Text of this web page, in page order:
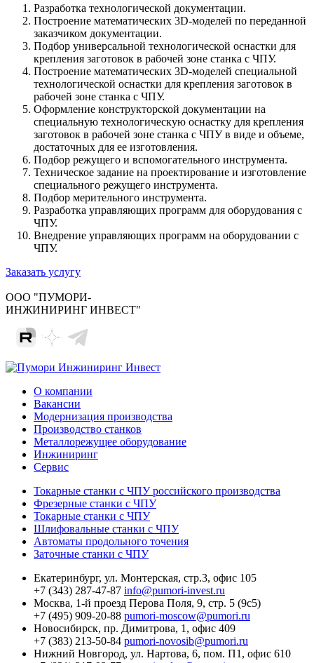
Разработка технологической документации.
Построение математических 3D-моделей по переданной
заказчиком документации.
Подбор универсальной технологической оснастки для
крепления заготовок в рабочей зоне станка с ЧПУ.
Построение математических 3D-моделей специальной
технологической оснастки для крепления заготовок в
рабочей зоне станка с ЧПУ.
Оформление конструкторской документации на
специальную технологическую оснастку для крепления
заготовок в рабочей зоне станка с ЧПУ в виде и объеме,
достаточных для ее изготовления.
Подбор режущего и вспомогательного инструмента.
Техническое задание на проектирование и изготовление
специального режущего инструмента.
Подбор мерительного инструмента.
Разработка управляющих программ для оборудования с
ЧПУ.
Внедрение управляющих программ на оборудовании с
ЧПУ.
Заказать услугу
ООО "ПУМОРИ-
ИНЖИНИРИНГ ИНВЕСТ"
О компании
Вакансии
Модернизация производства
Производство станков
Металлорежущее оборудование
Инжиниринг
Сервис
Токарные станки с ЧПУ российского производства
Фрезерные станки с ЧПУ
Токарные станки с ЧПУ
Шлифовальные станки с ЧПУ
Автоматы продольного точения
Заточные станки с ЧПУ
Екатеринбург, ул. Монтерская, стр.3, офис 105
+7 (343) 287-47-87 info@pumori-invest.ru
Москва, 1-й проезд Перова Поля, 9, стр. 5 (9с5)
+7 (495) 909-20-88 pumori-moscow@pumori.ru
Новосибирск, пр. Димитрова, 1, офис 409
+7 (383) 213-50-84 pumori-novosib@pumori.ru
Нижний Новгород, ул. Нартова, 6, пом. П1, офис 610